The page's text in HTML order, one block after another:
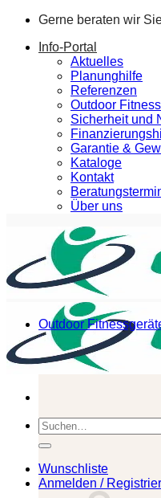
Zum
springen
Gerne beraten wir
Info-Portal
Aktuelles
Planunghilfe
Referenzen
Outdoor
Sicherheit und
Garantie &
Kataloge
Kontakt
Über uns
Suchen
nach:
Wunschliste
Anmelden /
Outdoor